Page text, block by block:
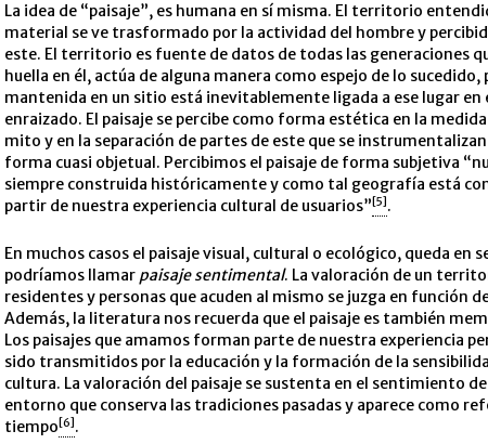
La idea de “paisaje”, es humana en sí misma. El territorio
material se ve trasformado por la actividad del hombre y
este. El territorio es fuente de datos de todas las generaciones
huella en él, actúa de alguna manera como espejo de lo sucedido,
mantenida en un sitio está inevitablemente ligada a ese lugar en
enraizado. El paisaje se percibe como forma estética en la
mito y en la separación de partes de este que se
forma cuasi objetual. Percibimos el paisaje de forma subjetiva
siempre construida históricamente y como tal geografía está
partir de nuestra experiencia cultural de usuarios”[5].
En muchos casos el paisaje visual, cultural o ecológico, queda en
podríamos llamar paisaje sentimental. La valoración de un
residentes y personas que acuden al mismo se juzga en función
Además, la literatura nos recuerda que el paisaje es también
Los paisajes que amamos forman parte de nuestra experiencia
sido transmitidos por la educación y la formación de la
cultura. La valoración del paisaje se sustenta en el sentimiento
entorno que conserva las tradiciones pasadas y aparece como
tiempo[6].